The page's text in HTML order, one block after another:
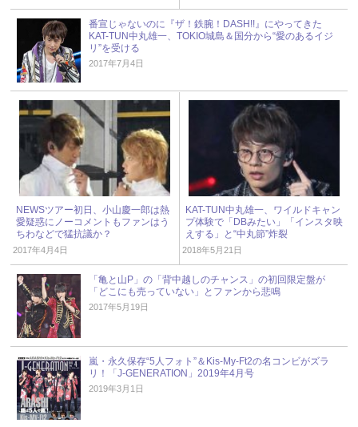
番宣じゃないのに『ザ！鉄腕！DASH!!』にやってきた
KAT-TUN中丸雄一、TOKIO城島＆国分から“愛のあるイジ
リ”を受ける
2017年7月4日
NEWSツアー初日、小山慶一郎は熱
愛疑惑にノーコメントもファンはう
ちわなどで猛抗議か？
2017年4月4日
KAT-TUN中丸雄一、ワイルドキャン
プ体験で「DBみたい」「インスタ映
えする」と“中丸節”炸裂
2018年5月21日
「亀と山P」の「背中越しのチャンス」の初回限定盤が
「どこにも売っていない」とファンから悲鳴
2017年5月19日
嵐・永久保存“5人フォト”＆Kis-My-Ft2の名コンビがズラ
リ！「J-GENERATION」2019年4月号
2019年3月1日